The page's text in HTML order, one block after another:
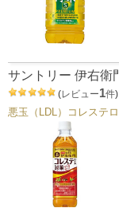
サントリー 伊右衛
(レビュー1件)
悪玉（LDL）コレステ